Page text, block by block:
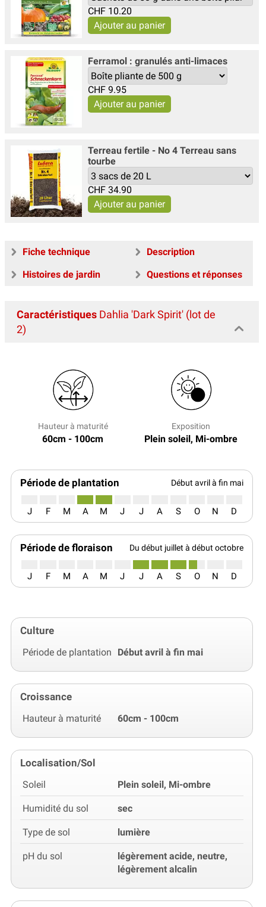
CHF 10.20
Ferramol : granulés anti-limaces
CHF 9.95
Terreau fertile - No 4 Terreau sans
tourbe
CHF 34.90
Fiche technique
Description
Histoires de jardin
Questions et réponses
Caractéristiques Dahlia 'Dark Spirit' (lot de
2)
Hauteur à maturité
60cm - 100cm
Exposition
Plein soleil, Mi-ombre
Période de plantation Début avril à fin mai
J F M A M J J A S O N D
Période de floraison Du début juillet à début octobre
J F M A M J J A S O N D
Culture
Période de plantation Début avril à fin mai
Croissance
Hauteur à maturité 60cm - 100cm
Localisation/Sol
Soleil Plein soleil, Mi-ombre
Humidité du sol sec
Type de sol lumière
pH du sol
légèrement acide, neutre,
légèrement alcalin